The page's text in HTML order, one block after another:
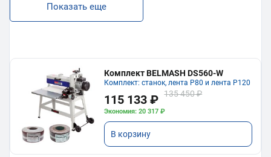
Показать еще
Комплект BELMASH DS560-W
Комплект: станок, лента P80 и лента P120
115 133 ₽ 135 450 ₽
Экономия: 20 317 ₽
В корзину